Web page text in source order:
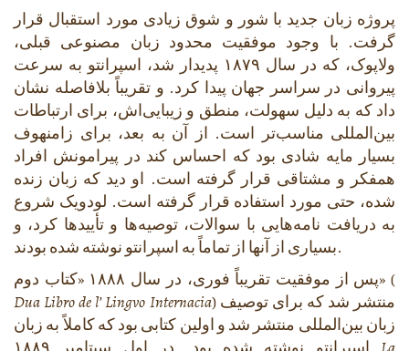
پروژه زبان جدید با شور و شوق زیادی مورد استقبال قرار
گرفت. با وجود موفقیت محدود زبان مصنوعی قبلی،
ولاپوک، که در سال ۱۸۷۹ پدیدار شد، اسپرانتو به سرعت
پیروانی در سراسر جهان پیدا کرد. و تقریباً بلافاصله نشان
داد که به دلیل سهولت، منطق و زیبایی‌اش، برای ارتباطات
بین‌المللی مناسب‌تر است. از آن به بعد، برای زامنهوف
بسیار مایه شادی بود که احساس کند در پیرامونش افراد
همفکر و مشتاقی قرار گرفته است. او دید که زبان زنده
شده، حتی مورد استفاده قرار گرفته است. لودویک شروع
به دریافت نامه‌هایی با سوالات، توصیه‌ها و تأییدها کرد، و
بسیاری از آنها از تماماً به اسپرانتو نوشته شده بودند.
پس از موفقیت تقریباً فوری، در سال ۱۸۸۸ «کتاب دوم» (
Dua Libro de l’ Lingvo Internacia) منتشر شد که برای توصیف
زبان بین‌المللی منتشر شد و اولین کتابی بود که کاملاً به زبان